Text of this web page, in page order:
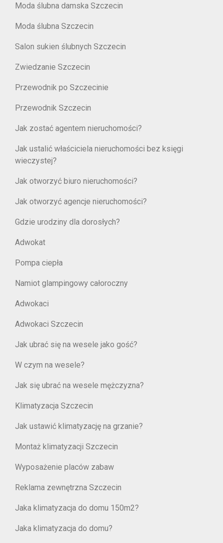
Moda ślubna damska Szczecin
Moda ślubna Szczecin
Salon sukien ślubnych Szczecin
Zwiedzanie Szczecin
Przewodnik po Szczecinie
Przewodnik Szczecin
Jak zostać agentem nieruchomości?
Jak ustalić właściciela nieruchomości bez księgi
wieczystej?
Jak otworzyć biuro nieruchomości?
Jak otworzyć agencje nieruchomości?
Gdzie urodziny dla dorosłych?
Adwokat
Pompa ciepła
Namiot glampingowy całoroczny
Adwokaci
Adwokaci Szczecin
Jak ubrać się na wesele jako gość?
W czym na wesele?
Jak się ubrać na wesele mężczyzna?
Klimatyzacja Szczecin
Jak ustawić klimatyzację na grzanie?
Montaż klimatyzacji Szczecin
Wyposażenie placów zabaw
Reklama zewnętrzna Szczecin
Jaka klimatyzacja do domu 150m2?
Jaka klimatyzacja do domu?